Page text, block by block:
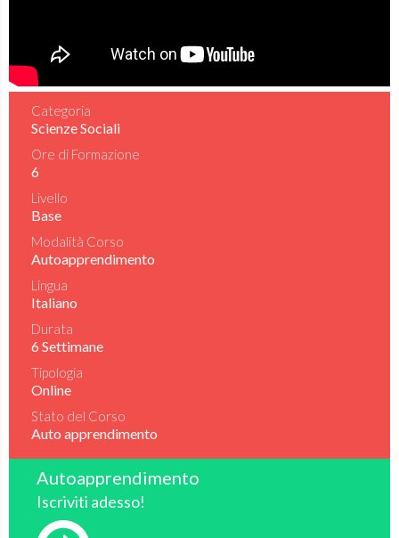
Categoria
Scienze Sociali
Ore di Formazione
6
Livello
Base
Modalità Corso
Autoapprendimento
Lingua
Italiano
Durata
6 Settimane
Tipologia
Online
Stato del Corso
Auto apprendimento
Autoapprendimento
Iscriviti adesso!